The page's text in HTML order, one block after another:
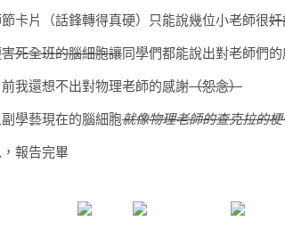
卡片（話鋒轉得真硬）只能說幾位小老師很奸
害死全班的腦細胞讓同學們都能說出對老師們
我還想不出對物理老師的感謝（怨念）
學藝現在的腦細胞就像物理老師的查克拉的
報告完畢